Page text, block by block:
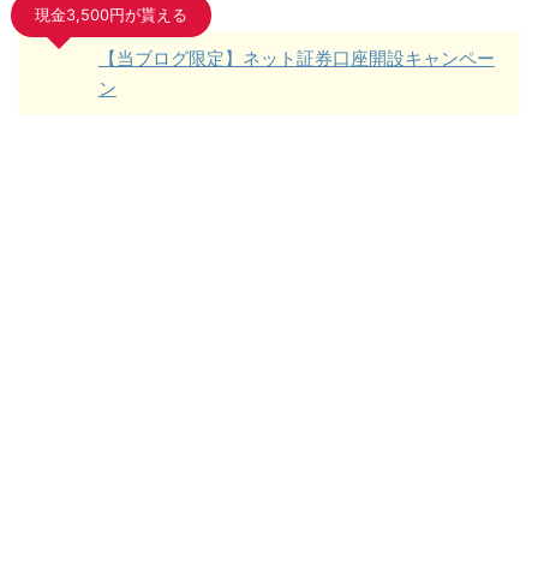
現金3,500円が貰える
【当ブログ限定】ネット証券口座開設キャンペー
ン